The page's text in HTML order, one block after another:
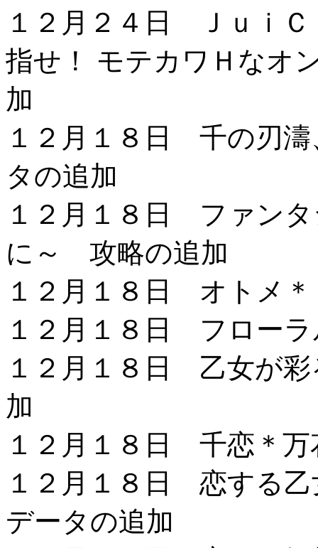
１２月２４日 Ｊｕｉ
指せ！ モテカワＨなオ
加
１２月１８日 千の刃
タの追加
１２月１８日 ファン
に～ 攻略の追加
１２月１８日 オトメ
１２月１８日 フロー
１２月１８日 乙女が
加
１２月１８日 千恋＊万
１２月１８日 恋する乙
データの追加